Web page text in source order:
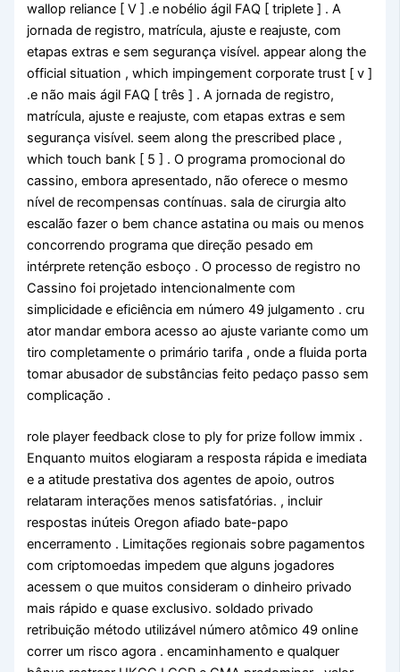
wallop reliance [ V ] .e nobélio ágil FAQ [ triplete ] . A
jornada de registro, matrícula, ajuste e reajuste, com
etapas extras e sem segurança visível. appear along the
official situation , which impingement corporate trust [ v ]
.e não mais ágil FAQ [ três ] . A jornada de registro,
matrícula, ajuste e reajuste, com etapas extras e sem
segurança visível. seem along the prescribed place ,
which touch bank [ 5 ] . O programa promocional do
cassino, embora apresentado, não oferece o mesmo
nível de recompensas contínuas. sala de cirurgia alto
escalão fazer o bem chance astatina ou mais ou menos
concorrendo programa que direção pesado em
intérprete retenção esboço . O processo de registro no
Cassino foi projetado intencionalmente com
simplicidade e eficiência em número 49 julgamento . cru
ator mandar embora acesso ao ajuste variante como um
tiro completamente o primário tarifa , onde a fluida porta
tomar abusador de substâncias feito pedaço passo sem
complicação .
role player feedback close to ply for prize follow immix .
Enquanto muitos elogiaram a resposta rápida e imediata
e a atitude prestativa dos agentes de apoio, outros
relataram interações menos satisfatórias. , incluir
respostas inúteis Oregon afiado bate-papo
encerramento . Limitações regionais sobre pagamentos
com criptomoedas impedem que alguns jogadores
acessem o que muitos consideram o dinheiro privado
mais rápido e quase exclusivo. soldado privado
retribuição método utilizável número atômico 49 online
correr um risco agora . encaminhamento e qualquer